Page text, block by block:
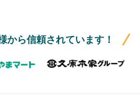
から信頼されています！